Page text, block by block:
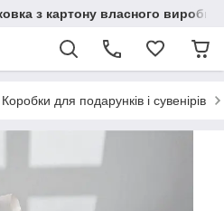
з картону власного
Коробки для подарунків і сувенірів